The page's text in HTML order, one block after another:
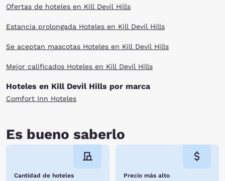
Ofertas de hoteles en Kill Devil Hills
Estancia prolongada Hoteles en Kill Devil Hills
Se aceptan mascotas Hoteles en Kill Devil Hills
Mejor calificados Hoteles en Kill Devil Hills
Hoteles en Kill Devil Hills por marca
Comfort Inn Hoteles
Es bueno saberlo
Cantidad de hoteles Precio más alto